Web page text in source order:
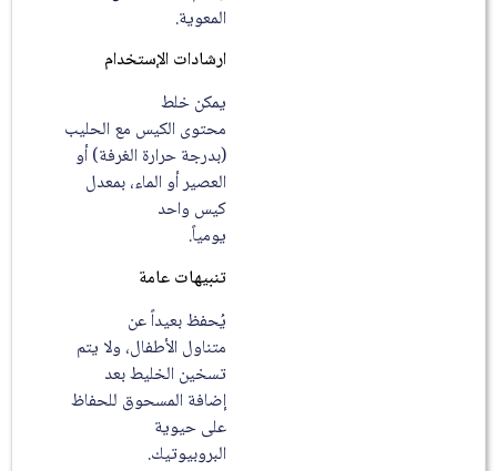
المعوية.
ارشادات الإستخدام
يمكن خلط
محتوى الكيس مع الحليب
(بدرجة حرارة الغرفة) أو
العصير أو الماء، بمعدل
كيس واحد
يومياً.
تنبيهات عامة
يُحفظ بعيداً عن
متناول الأطفال، ولا يتم
تسخين الخليط بعد
إضافة المسحوق للحفاظ
على حيوية
البروبيوتيك.